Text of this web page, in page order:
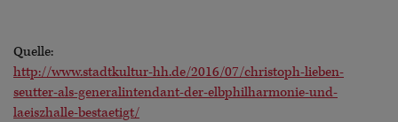
Quelle:
http://www.stadtkultur-hh.de/2016/07/christoph-lieben-
seutter-als-generalintendant-der-elbphilharmonie-und-
laeiszhalle-bestaetigt/